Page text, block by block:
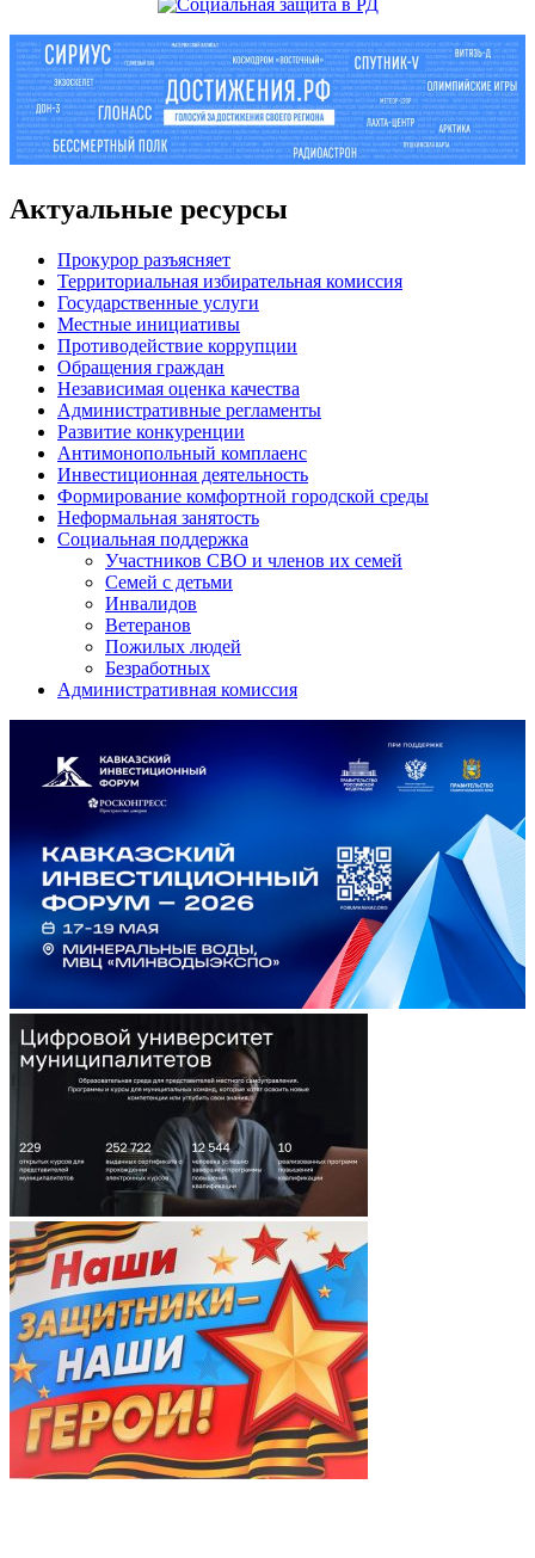
Актуальные ресурсы
Прокурор разъясняет
Территориальная избирательная комиссия
Государственные услуги
Местные инициативы
Противодействие коррупции
Обращения граждан
Независимая оценка качества
Административные регламенты
Развитие конкуренции
Антимонопольный комплаенс
Инвестиционная деятельность
Формирование комфортной городской среды
Неформальная занятость
Социальная поддержка
Участников СВО и членов их семей
Семей с детьми
Инвалидов
Ветеранов
Пожилых людей
Безработных
Административная комиссия